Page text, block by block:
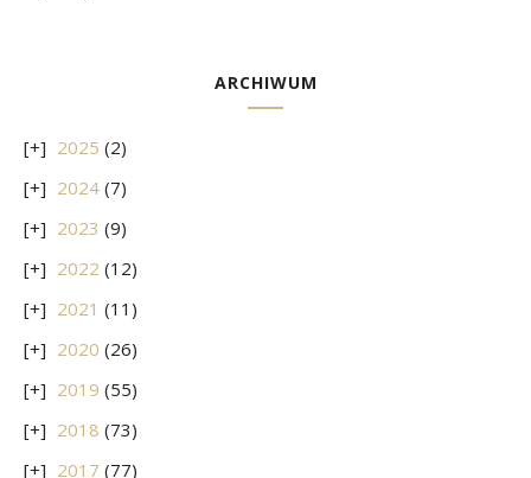
ARCHIWUM
2025 (2)
2024 (7)
2023 (9)
2022 (12)
2021 (11)
2020 (26)
2019 (55)
2018 (73)
2017 (77)